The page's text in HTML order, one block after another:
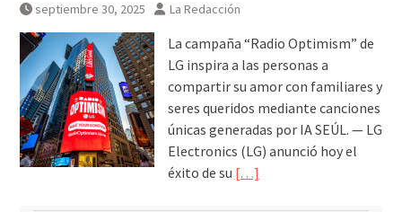
septiembre 30, 2025 La Redacción
La campaña “Radio Optimism” de
LG inspira a las personas a
compartir su amor con familiares y
seres queridos mediante canciones
únicas generadas por IA SEÚL. — LG
Electronics (LG) anunció hoy el
éxito de su […]